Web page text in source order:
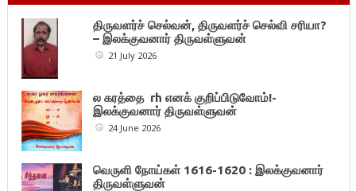
திருவளர்ச் செல்வன், திருவளர்ச் செல்வி சரியா?
– இலக்குவனார் திருவள்ளுவன்
21 July 2026
ல கரத்தை rh எனக் குறிப்பிடுவோம்!-
இலக்குவனார் திருவள்ளுவன்
24 June 2026
வெருளி நோய்கள் 1616-1620 : இலக்குவனார்
திருவள்ளுவன்